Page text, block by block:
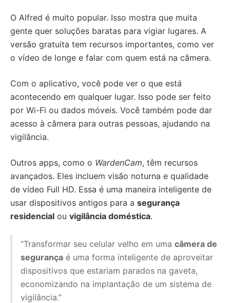
O Alfred é muito popular. Isso mostra que muita
gente quer soluções baratas para vigiar lugares. A
versão gratuita tem recursos importantes, como ver
o vídeo de longe e falar com quem está na câmera.
Com o aplicativo, você pode ver o que está
acontecendo em qualquer lugar. Isso pode ser feito
por Wi-Fi ou dados móveis. Você também pode dar
acesso à câmera para outras pessoas, ajudando na
vigilância.
Outros apps, como o WardenCam, têm recursos
avançados. Eles incluem visão noturna e qualidade
de vídeo Full HD. Essa é uma maneira inteligente de
usar dispositivos antigos para a segurança
residencial ou vigilância doméstica.
“Transformar seu celular velho em uma câmera de
segurança é uma forma inteligente de aproveitar
dispositivos que estariam parados na gaveta,
economizando na implantação de um sistema de
vigilância.”